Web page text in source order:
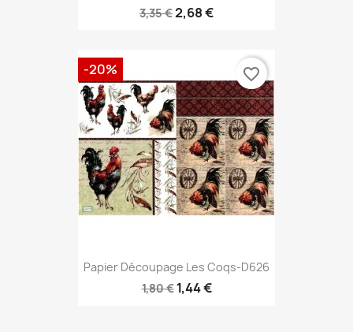
3,35 €2,68 €
Papier Découpage Les Coqs-D626
1,80 € 1,44 €
-20% favorite_border